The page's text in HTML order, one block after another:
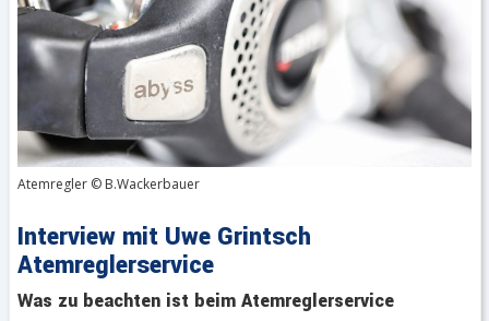
Atemregler © B.Wackerbauer
Interview mit Uwe Grintsch
Atemreglerservice
Was zu beachten ist beim Atemreglerservice